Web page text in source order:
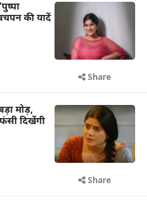
की यादें
Share
मोड़,
दिखेंगी
Share